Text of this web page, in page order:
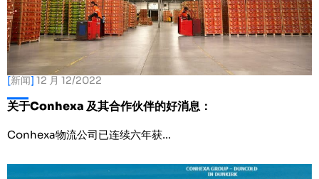
[新闻] 12 月 12/2022
关于Conhexa 及其合作伙伴的好消息：
Conhexa物流公司已连续六年获…